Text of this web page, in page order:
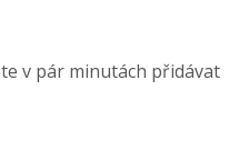
v pár minutách přidávat